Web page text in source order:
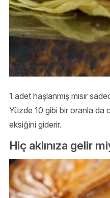
1 adet haşlanmış mısır
Yüzde 10 gibi bir oranla da
eksiğini giderir.
Hiç aklınıza gelir